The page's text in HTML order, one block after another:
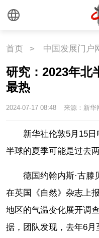
国情
国情
海洋
首页 > 中国发展门户
研究：2023年北
最热
2024-07-17 08:48 来源：新华
新华社伦敦5月15
半球的夏季可能是过去
德国约翰内斯·古滕
在英国《自然》杂志上
地区的气温变化展开调
据，团队发现，去年6